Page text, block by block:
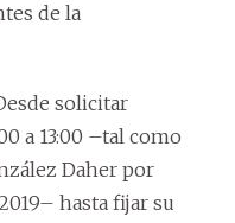
de la
solicitar
a 13:00 –tal como
Daher por
hasta fijar su